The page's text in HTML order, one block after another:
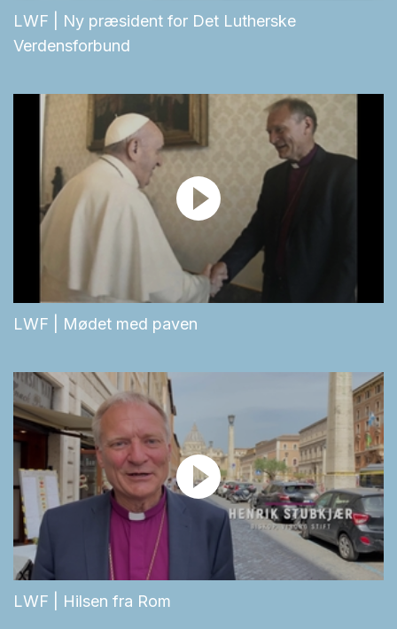
LWF | Ny præsident for Det Lutherske
Verdensforbund
LWF | Mødet med paven
LWF | Hilsen fra Rom